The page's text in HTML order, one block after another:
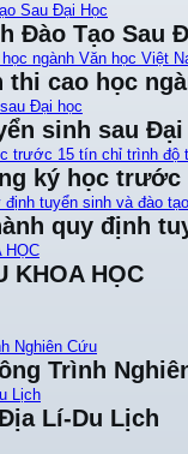
Sau Đại Học
Đào Tạo Sau
ngành Văn học Việt
cao học
Đại học
sinh sau
trước 15 tín chỉ trình độ
ký học
tuyển sinh và đào
quy định
HỌC
KHOA HỌC
Nghiên Cứu
Trình
Lịch
Lí-Du Lịch